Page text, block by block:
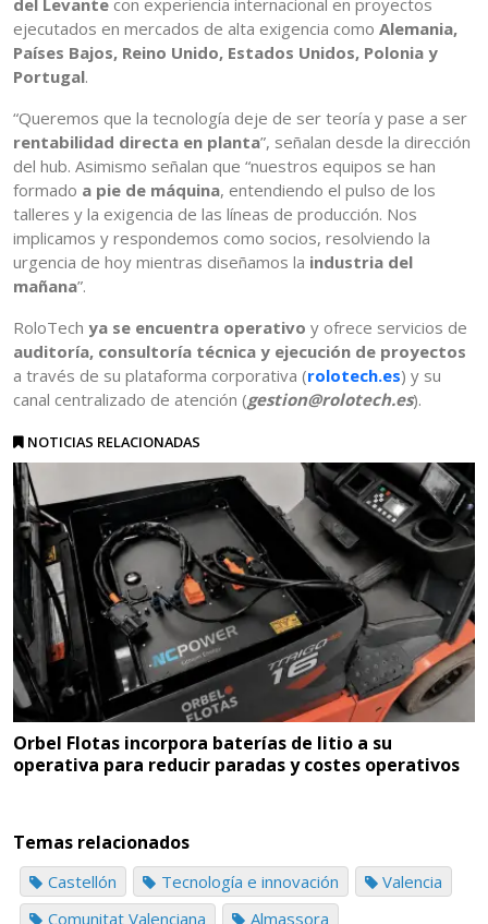
del Levante con experiencia internacional en proyectos
ejecutados en mercados de alta exigencia como Alemania,
Países Bajos, Reino Unido, Estados Unidos, Polonia y
Portugal.
“Queremos que la tecnología deje de ser teoría y pase a ser
rentabilidad directa en planta”, señalan desde la dirección
del hub. Asimismo señalan que “nuestros equipos se han
formado a pie de máquina, entendiendo el pulso de los
talleres y la exigencia de las líneas de producción. Nos
implicamos y respondemos como socios, resolviendo la
urgencia de hoy mientras diseñamos la industria del
mañana”.
RoloTech ya se encuentra operativo y ofrece servicios de
auditoría, consultoría técnica y ejecución de proyectos
a través de su plataforma corporativa (rolotech.es) y su
canal centralizado de atención (gestion@rolotech.es).
NOTICIAS RELACIONADAS
Orbel Flotas incorpora baterías de litio a su
operativa para reducir paradas y costes operativos
Temas relacionados
Castellón Tecnología e innovación
Valencia
Comunitat Valenciana
Almassora